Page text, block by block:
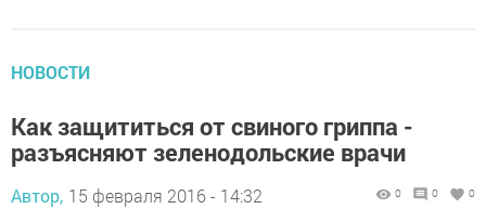
НОВОСТИ
Как защититься от свиного гриппа -
разъясняют зеленодольские врачи
Автор, 15 февраля 2016 - 14:32 0 0 0